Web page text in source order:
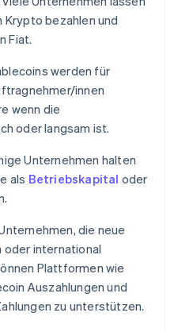
Krypto bezahlen und
Fiat.
werden für
innen
wenn die
oder langsam ist.
Unternehmen halten
als Betriebskapital oder
die neue
oder international
Plattformen wie
Auszahlungen und
zu unterstützen.